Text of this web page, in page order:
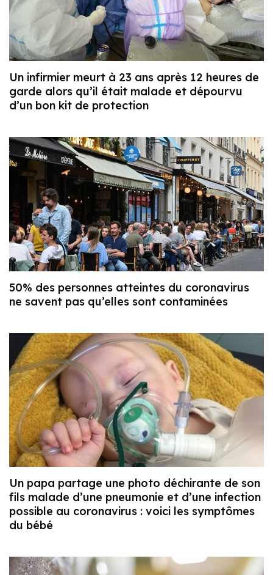
Un infirmier meurt à 23 ans après 12 heures de
garde alors qu’il était malade et dépourvu
d’un bon kit de protection
50% des personnes atteintes du coronavirus
ne savent pas qu’elles sont contaminées
Un papa partage une photo déchirante de son
fils malade d’une pneumonie et d’une infection
possible au coronavirus : voici les symptômes
du bébé